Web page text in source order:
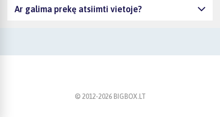
Ar galima prekę atsiimti vietoje?
© 2012-2026BIGBOX.LT